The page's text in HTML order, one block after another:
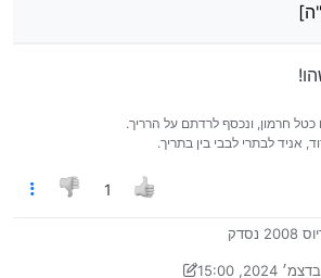
כטל חרמון, ונכסף לרדתם על הרריך.
אניד לבתרי לבבי בין בתריך.
1
נסדק